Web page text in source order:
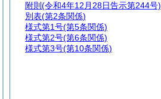
附則 (令和4年12月28日告示第244号)
別表(第2条関係)
様式第1号(第5条関係)
様式第2号(第6条関係)
様式第3号(第10条関係)